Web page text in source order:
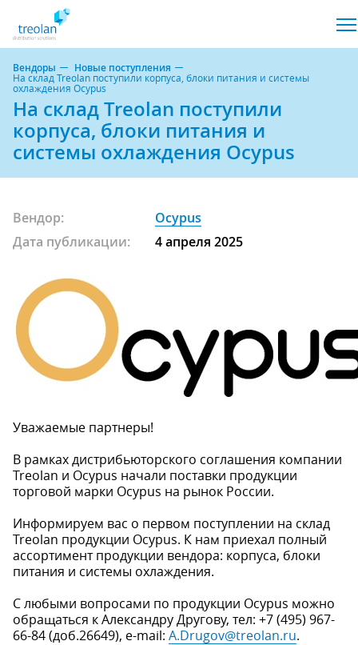
Вендоры Новые поступления
На склад Treolan поступили корпуса, блоки питания и системы
охлаждения Ocypus
На склад Treolan поступили
корпуса, блоки питания и
системы охлаждения Ocypus
Вендор:
Ocypus
Дата публикации:
4 апреля 2025
Уважаемые партнеры!
В рамках дистрибьюторского соглашения компании
Treolan и Ocypus начали поставки продукции
торговой марки Ocypus на рынок России.
Информируем вас о первом поступлении на склад
Treolan продукции Ocypus. К нам приехал полный
ассортимент продукции вендора: корпуса, блоки
питания и системы охлаждения.
С любыми вопросами по продукции Ocypus можно
обращаться к Александру Другову, тел: +7 (495) 967-
66-84 (доб.26649), e-mail: A.Drugov@treolan.ru.